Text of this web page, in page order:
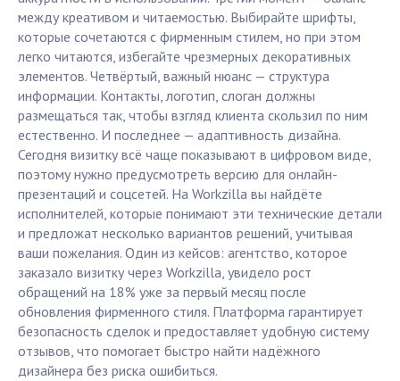
между креативом и читаемостью. Выбирайте шрифты,
которые сочетаются с фирменным стилем, но при этом
легко читаются, избегайте чрезмерных декоративных
элементов. Четвёртый, важный нюанс — структура
информации. Контакты, логотип, слоган должны
размещаться так, чтобы взгляд клиента скользил по ним
естественно. И последнее — адаптивность дизайна.
Сегодня визитку всё чаще показывают в цифровом виде,
поэтому нужно предусмотреть версию для онлайн-
презентаций и соцсетей. На Workzilla вы найдёте
исполнителей, которые понимают эти технические детали
и предложат несколько вариантов решений, учитывая
ваши пожелания. Один из кейсов: агентство, которое
заказало визитку через Workzilla, увидело рост
обращений на 18% уже за первый месяц после
обновления фирменного стиля. Платформа гарантирует
безопасность сделок и предоставляет удобную систему
отзывов, что помогает быстро найти надёжного
дизайнера без риска ошибиться.